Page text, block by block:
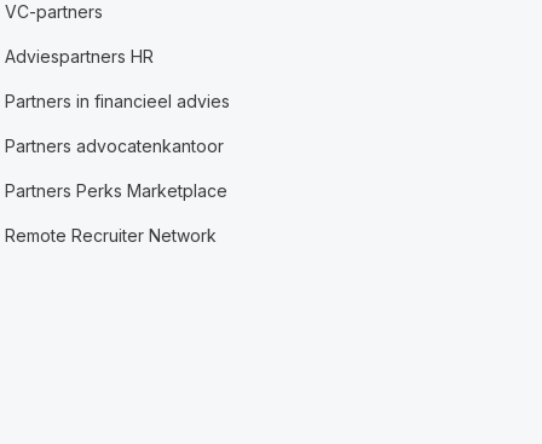
VC-partners
Adviespartners HR
Partners in financieel advies
Partners advocatenkantoor
Partners Perks Marketplace
Remote Recruiter Network